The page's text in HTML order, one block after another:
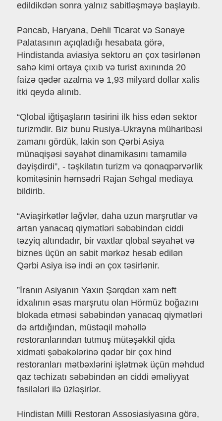
edildikdən sonra yalnız sabitləşməyə başlayıb.
Pəncab, Haryana, Dehli Ticarət və Sənaye
Palatasının açıqladığı hesabata görə,
Hindistanda aviasiya sektoru ən çox təsirlənən
sahə kimi ortaya çıxıb və turist axınında 20
faizə qədər azalma və 1,93 milyard dollar xalis
itki qeydə alınıb.
“Qlobal iğtişaşların təsirini ilk hiss edən sektor
turizmdir. Biz bunu Rusiya-Ukrayna müharibəsi
zamanı gördük, lakin son Qərbi Asiya
münaqişəsi səyahət dinamikasını tamamilə
dəyişdirdi”, - təşkilatın turizm və qonaqpərvərlik
komitəsinin həmsədri Rajan Sehgal mediaya
bildirib.
“Aviaşirkətlər ləğvlər, daha uzun marşrutlar və
artan yanacaq qiymətləri səbəbindən ciddi
təzyiq altındadır, bir vaxtlar qlobal səyahət və
biznes üçün ən sabit mərkəz hesab edilən
Qərbi Asiya isə indi ən çox təsirlənir.
”İranın Asiyanın Yaxın Şərqdən xam neft
idxalının əsas marşrutu olan Hörmüz boğazını
blokada etməsi səbəbindən yanacaq qiymətləri
də artdığından, müstəqil məhəllə
restoranlarından tutmuş mütəşəkkil qida
xidməti şəbəkələrinə qədər bir çox hind
restoranları mətbəxlərini işlətmək üçün məhdud
qaz təchizatı səbəbindən ən ciddi əməliyyat
fasilələri ilə üzləşirlər.
Hindistan Milli Restoran Assosiasiyasına görə,